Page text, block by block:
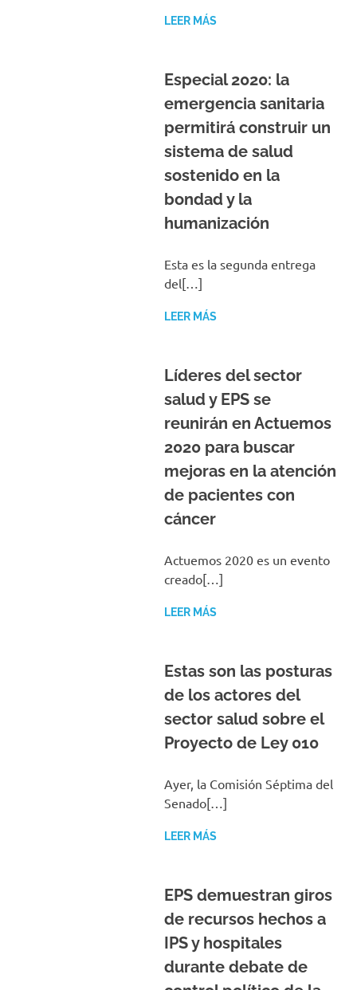
LEER MÁS
Especial 2020: la
emergencia sanitaria
permitirá construir un
sistema de salud
sostenido en la
bondad y la
humanización
Esta es la segunda entrega
del[…]
LEER MÁS
Líderes del sector
salud y EPS se
reunirán en Actuemos
2020 para buscar
mejoras en la atención
de pacientes con
cáncer
Actuemos 2020 es un evento
creado[…]
LEER MÁS
Estas son las posturas
de los actores del
sector salud sobre el
Proyecto de Ley 010
Ayer, la Comisión Séptima del
Senado[…]
LEER MÁS
EPS demuestran giros
de recursos hechos a
IPS y hospitales
durante debate de